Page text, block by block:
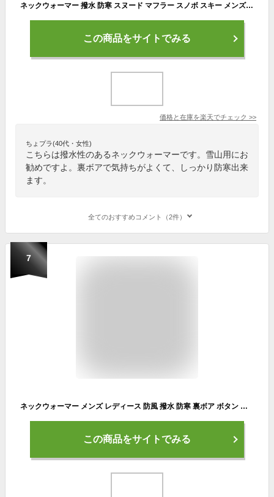
ネックウォーマー 撥水 防寒 スヌード マフラー スノボ スキー メンズ レディース 登山 ボア 通学用 裏起毛 #AW
この商品をサイトでみる
価格と在庫を楽天でチェック >>
ちょプラ(40代・女性)
こちらは撥水性のあるネックウォーマーです。雪山用にお
勧めですよ。裏ボアで気持ちがよくて、しっかり防寒出来
ます。
全てのおすすめコメント（2件）
7
ネックウォーマー メンズ レディース 防風 撥水 防寒 裏ボア ボタン アレンジ可能 通勤 通学 自転車 バイク スポーツ スノーボード スキー 迷彩柄 男女兼用 ユニセックス 送料無料 ☆ クリスマス プレゼント ギフト
この商品をサイトでみる